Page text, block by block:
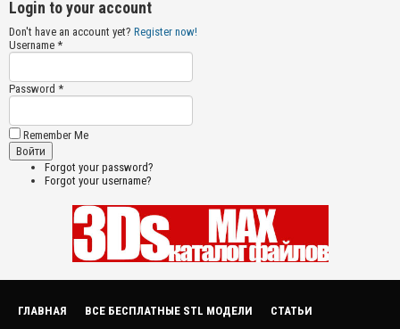
Login to your account
Don't have an account yet? Register now!
Username *
Password *
Remember Me
Forgot your password?
Forgot your username?
ГЛАВНАЯ ВСЕ БЕСПЛАТНЫЕ STL МОДЕЛИ СТАТЬИ